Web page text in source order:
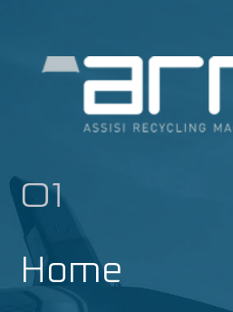
content
01
Home